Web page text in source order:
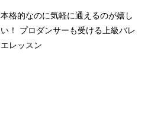
本格的なのに気軽に通えるのが嬉し
い！ プロダンサーも受ける上級バレ
エレッスン